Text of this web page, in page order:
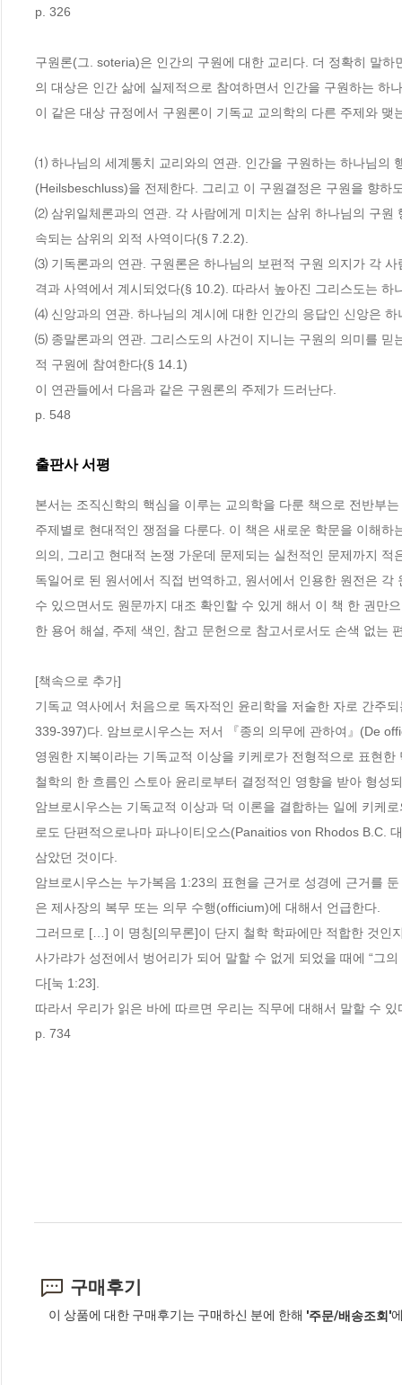
p. 326
구원론(그. soteria)은 인간의 구원에 대한 교리다. 더 정확히 말
의 대상은 인간 삶에 실제적으로 참여하면서 인간을 구원하는 하
이 같은 대상 규정에서 구원론이 기독교 교의학의 다른 주제와 맺
⑴ 하나님의 세계통치 교리와의 연관. 인간을 구원하는 하나님의
(Heilsbeschluss)을 전제한다. 그리고 이 구원결정은 구원을 향
⑵ 삼위일체론과의 연관. 각 사람에게 미치는 삼위 하나님의 구
속되는 삼위의 외적 사역이다(§ 7.2.2).
⑶ 기독론과의 연관. 구원론은 하나님의 보편적 구원 의지가 각
격과 사역에서 계시되었다(§ 10.2). 따라서 높아진 그리스도는
⑷ 신앙과의 연관. 하나님의 계시에 대한 인간의 응답인 신앙은
⑸ 종말론과의 연관. 그리스도의 사건이 지니는 구원의 의미를 믿
적 구원에 참여한다(§ 14.1)
이 연관들에서 다음과 같은 구원론의 주제가 드러난다.
p. 548
출판사 서평
본서는 조직신학의 핵심을 이루는 교의학을 다룬 책으로 전반부
주제별로 현대적인 쟁점을 다룬다. 이 책은 새로운 학문을 이해
의의, 그리고 현대적 논쟁 가운데 문제되는 실천적인 문제까지
독일어로 된 원서에서 직접 번역하고, 원서에서 인용한 원전은
수 있으면서도 원문까지 대조 확인할 수 있게 해서 이 책 한 권만
한 용어 해설, 주제 색인, 참고 문헌으로 참고서로서도 손색 없는
[책속으로 추가]
기독교 역사에서 처음으로 독자적인 윤리학을 저술한 자로 간주
339-397)다. 암브로시우스는 저서 『종의 의무에 관하여』(De
영원한 지복이라는 기독교적 이상을 키케로가 전형적으로 표현
철학의 한 흐름인 스토아 윤리로부터 결정적인 영향을 받아 형성
암브로시우스는 기독교적 이상과 덕 이론을 결합하는 일에 키케
로도 단편적으로나마 파나이티오스(Panaitios von Rhodos B.C.
삼았던 것이다.
암브로시우스는 누가복음 1:23의 표현을 근거로 성경에 근거를
은 제사장의 복무 또는 의무 수행(officium)에 대해서 언급한다.
그러므로 […] 이 명칭[의무론]이 단지 철학 학파에만 적합한 것
사가랴가 성전에서 벙어리가 되어 말할 수 없게 되었을 때에 “그
다[눅 1:23].
따라서 우리가 읽은 바에 따르면 우리는 직무에 대해서 말할 수 있
p. 734
구매후기
이 상품에 대한 구매후기는 구매하신 분에 한해 '주문/배송조회'